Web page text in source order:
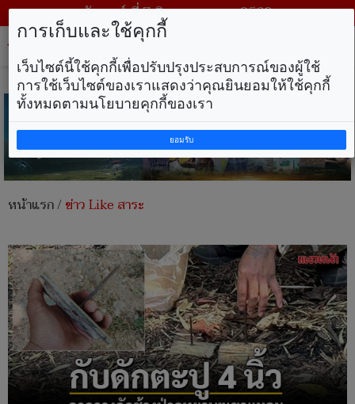
วันศุกร์ ที่ 7 สิงหาคม พ.ศ. 2569
หน้าแรก/ข่าว Like สาระ
การเก็บและใช้คุกกี้
เว็บไซต์นี้ใช้คุกกี้เพื่อปรับปรุงประสบการณ์ของผู้ใช้
การใช้เว็บไซต์ของเราแสดงว่าคุณยินยอมให้ใช้คุกกี้
ทั้งหมดตามนโยบายคุกกี้ของเรา
ยอมรับ